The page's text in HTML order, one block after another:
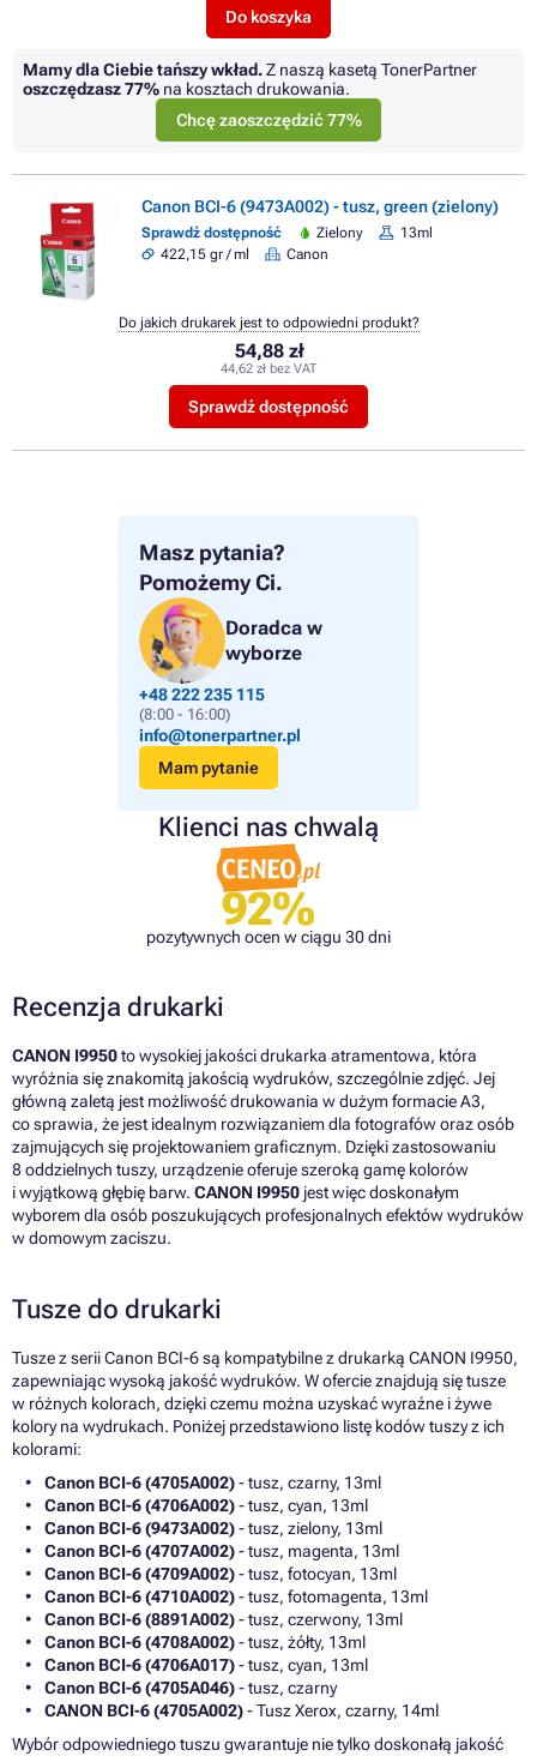
Masz pytania?
Pomożemy Ci.
Doradca w
wyborze
+48 222 235 115
(8:00 - 16:00)
info@tonerpartner.pl
Mam pytanie
Klienci nas chwalą
92%
pozytywnych ocen w ciągu 30 dni
Do koszyka
Mamy dla Ciebie tańszy wkład.Z naszą kasetą TonerPartner
oszczędzasz77% na kosztach drukowania.
Chcę zaoszczędzić 77%
Canon BCI-6 (9473A002) - tusz, green (zielony)
Sprawdź dostępność Zielony
13ml
422,15 gr / ml
Canon
54,88 zł
44,62 zł bez VAT
Sprawdź dostępność
Do jakich drukarek jest to odpowiedni produkt?
Recenzja drukarki
CANON I9950to wysokiej jakości drukarka atramentowa, która
wyróżnia się znakomitą jakością wydruków, szczególnie zdjęć. Jej
główną zaletą jest możliwość drukowania w dużym formacie A3,
co sprawia, że jest idealnym rozwiązaniem dla fotografów oraz osób
zajmujących się projektowaniem graficznym. Dzięki zastosowaniu
8 oddzielnych tuszy, urządzenie oferuje szeroką gamę kolorów
i wyjątkową głębię barw. CANON I9950 jest więc doskonałym
wyborem dla osób poszukujących profesjonalnych efektów wydruków
w domowym zaciszu.
Tusze do drukarki
Tusze z serii Canon BCI-6 są kompatybilne z drukarką CANON I9950,
zapewniając wysoką jakość wydruków. W ofercie znajdują się tusze
w różnych kolorach, dzięki czemu można uzyskać wyraźne i żywe
kolory na wydrukach. Poniżej przedstawiono listę kodów tuszy z ich
kolorami:
Canon BCI-6 (4705A002)- tusz, czarny, 13ml
Canon BCI-6 (4706A002)- tusz, cyan, 13ml
Canon BCI-6 (9473A002)- tusz, zielony, 13ml
Canon BCI-6 (4707A002)- tusz, magenta, 13ml
Canon BCI-6 (4709A002)- tusz, fotocyan, 13ml
Canon BCI-6 (4710A002)- tusz, fotomagenta, 13ml
Canon BCI-6 (8891A002)- tusz, czerwony, 13ml
Canon BCI-6 (4708A002)- tusz, żółty, 13ml
Canon BCI-6 (4706A017)- tusz, cyan, 13ml
Canon BCI-6 (4705A046)- tusz, czarny
CANON BCI-6 (4705A002)- Tusz Xerox, czarny, 14ml
Wybór odpowiedniego tuszu gwarantuje nie tylko doskonałą jakość